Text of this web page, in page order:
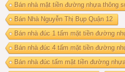
Bán nhà mặt tiền đường nhựa thông
Bán Nhà Nguyễn Thị Bụp Quận 12
Bán nhà đúc 1 tấm mặt tiền đường
Bán nhà đúc 4 tấm mặt tiền đường
Bán nhà đúc tấm mặt tiền đường